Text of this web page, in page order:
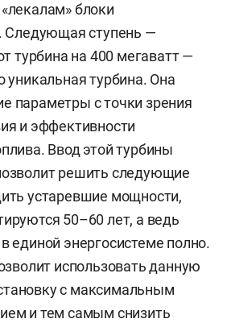
блоки
Следующая ступень —
турбина на 400 мегаватт —
уникальная турбина. Она
параметры с точки зрения
и эффективности
Ввод этой турбины
решить следующие
устаревшие мощности,
50–60 лет, а ведь
единой энергосистеме полно.
использовать данную
с максимальным
и тем самым снизить